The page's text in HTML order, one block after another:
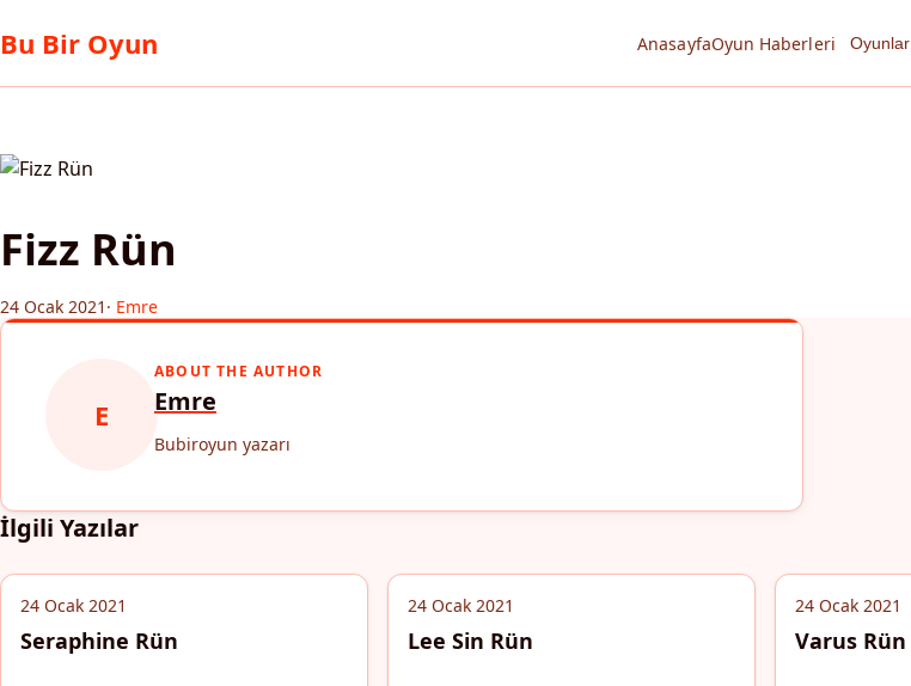
Bu Bir Oyun AnasayfaOyun Haberleri Oyunlar
Fizz Rün
24 Ocak 2021 · Emre
E
ABOUT THE AUTHOR
Emre
Bubiroyun yazarı
İlgili Yazılar
24 Ocak 2021
Seraphine Rün
24 Ocak 2021
Lee Sin Rün
24 Ocak 2021
Varus Rün